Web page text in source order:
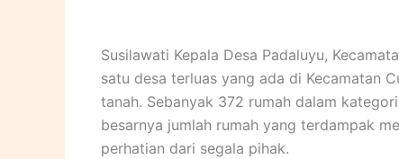
Susilawati Kepala Desa Padaluyu,
satu desa terluas yang ada di Kecamatan
tanah. Sebanyak 372 rumah dalam
besarnya jumlah rumah yang terdampak
perhatian dari segala pihak.